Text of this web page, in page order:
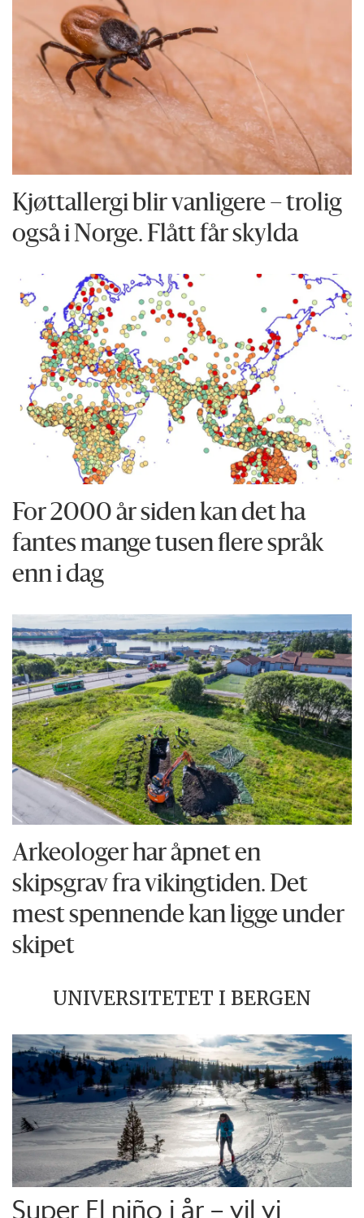
Kjøttallergi blir vanligere – trolig
også i Norge. Flått får skylda
For 2000 år siden kan det ha
fantes mange tusen flere språk
enn i dag
Arkeologer har åpnet en
skipsgrav fra vikingtiden. Det
mest spennende kan ligge under
skipet
UNIVERSITETET I BERGEN
Super El niño i år – vil vi